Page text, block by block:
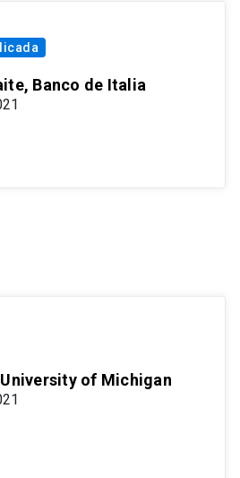
Banco de Italia
of Michigan